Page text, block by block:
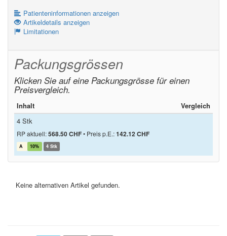
Patienteninformationen anzeigen
Artikeldetails anzeigen
Limitationen
Packungsgrössen
Klicken Sie auf eine Packungsgrösse für einen
Preisvergleich.
Inhalt
Vergleich
4 Stk
RP aktuell:568.50 CHF• Preis p.E.:142.12 CHF
A 10% 4 Stk
Keine alternativen Artikel gefunden.